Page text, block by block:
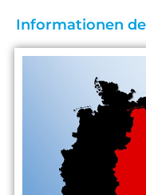
Informationen